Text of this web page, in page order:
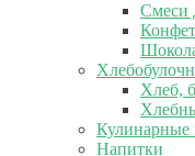
Смеси
Хлеб,
Кулинарные
Напитки